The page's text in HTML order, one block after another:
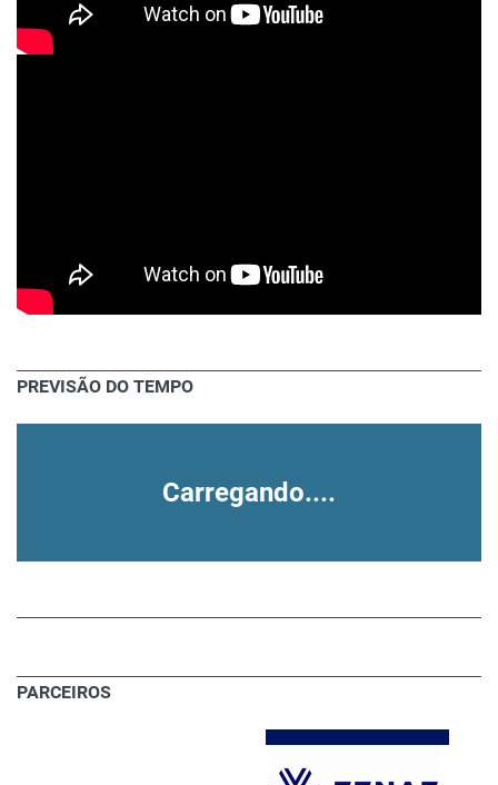
PREVISÃO DO TEMPO
Carregando....
PARCEIROS